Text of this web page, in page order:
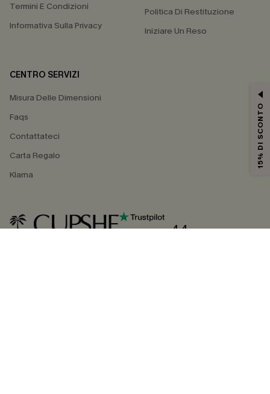
Termini E Condizioni
Informativa Sulla Privacy
Politica Di Restituzione
Iniziare Un Reso
CENTRO SERVIZI
Misura Delle Dimensioni
Faqs
Contattateci
Carta Regalo
Klarna
4.4
15% DI SCONTO